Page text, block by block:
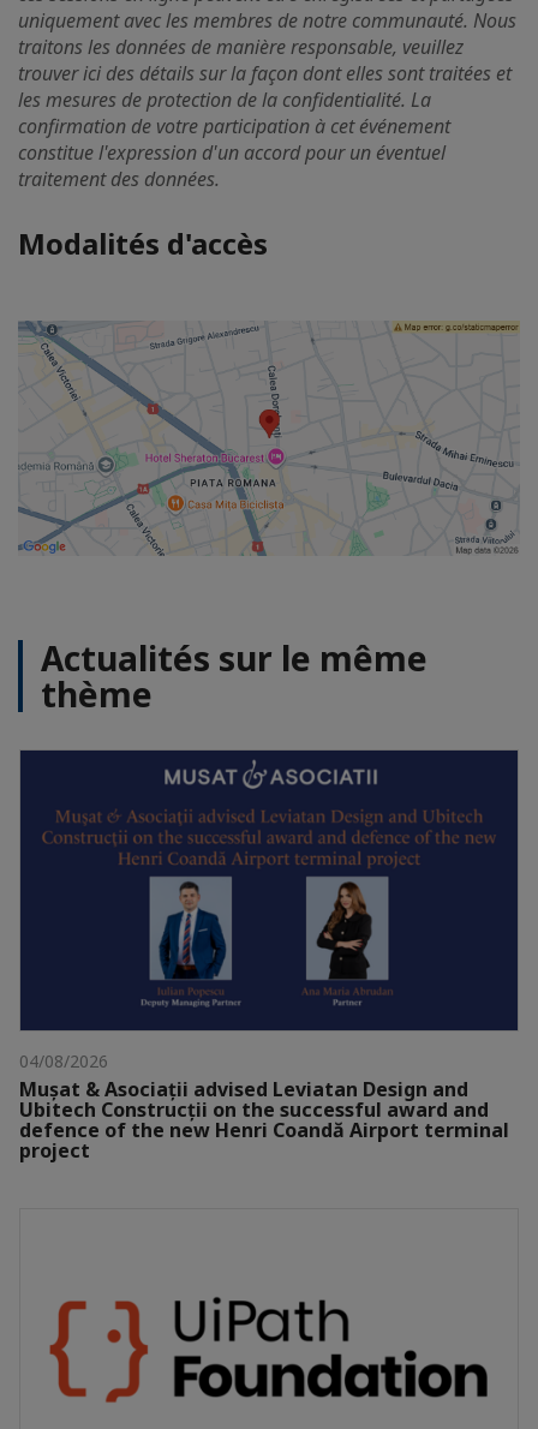
uniquement avec les membres de notre communauté. Nous
traitons les données de manière responsable, veuillez
trouver ici des détails sur la façon dont elles sont traitées et
les mesures de protection de la confidentialité. La
confirmation de votre participation à cet événement
constitue l'expression d'un accord pour un éventuel
traitement des données.
Modalités d'accès
Actualités sur le même
thème
04/08/2026
Mușat & Asociații advised Leviatan Design and
Ubitech Construcții on the successful award and
defence of the new Henri Coandă Airport terminal
project